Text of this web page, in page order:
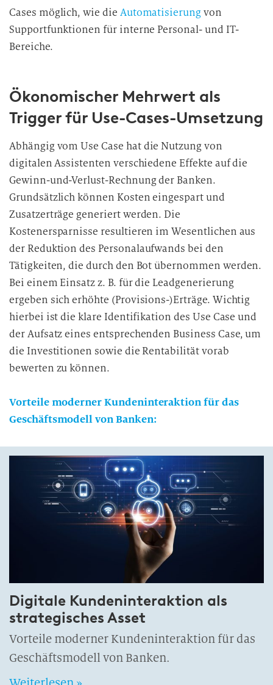
Cases möglich, wie die Automatisierungvon
Supportfunktionen für interne Personal- und IT-
Bereiche.
Ökonomischer Mehrwert als
Trigger für Use-Cases-Umsetzung
Abhängig vom Use Case hat die Nutzung von
digitalen Assistenten verschiedene Effekte auf die
Gewinn-und-Verlust-Rechnung der Banken.
Grundsätzlich können Kosten eingespart und
Zusatzerträge generiert werden. Die
Kostenersparnisse resultieren im Wesentlichen aus
der Reduktion des Personalaufwands bei den
Tätigkeiten, die durch den Bot übernommen werden.
Bei einem Einsatz z. B. für die Leadgenerierung
ergeben sich erhöhte (Provisions-)Erträge. Wichtig
hierbei ist die klare Identifikation des Use Case und
der Aufsatz eines entsprechenden Business Case, um
die Investitionen sowie die Rentabilität vorab
bewerten zu können.
Vorteile moderner Kundeninteraktion für das
Geschäftsmodell von Banken:
Digitale Kundeninteraktion als
strategisches Asset
Vorteile moderner Kundeninteraktion für das
Geschäftsmodell von Banken.